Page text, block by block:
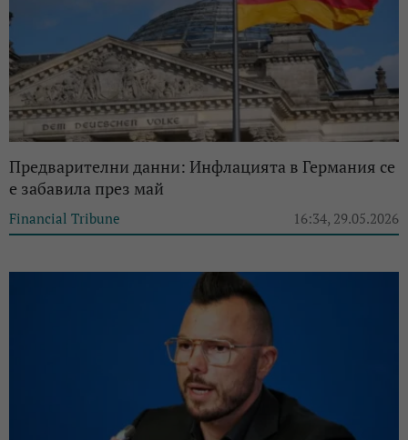
Предварителни данни: Инфлацията в Германия се
е забавила през май
Financial Tribune 16:34, 29.05.2026